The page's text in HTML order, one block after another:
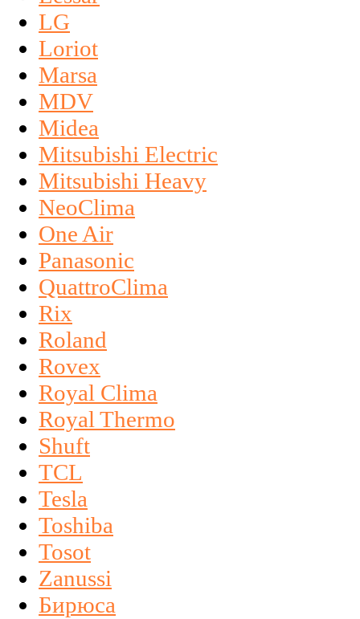
LG
Loriot
Marsa
MDV
Midea
Mitsubishi Electric
Mitsubishi Heavy
NeoClima
One Air
Panasonic
QuattroClima
Rix
Roland
Rovex
Royal Clima
Royal Thermo
Shuft
TCL
Tesla
Toshiba
Tosot
Zanussi
Бирюса